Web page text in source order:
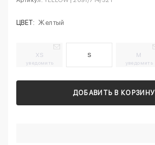
ЦВЕТ: Желтый
XS
уведомить
S M
уведомить
ДОБАВИТЬ В КОРЗИНУ